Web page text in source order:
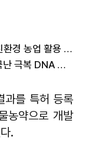
국내 섬·해안서 세균 310종 발굴…항암·친환경 농업 활용 기대
정세균 "대한민국의 능력이 국민 실력…국난 극복 DNA 있어"
과를 특허 등록
농약으로 개발
.